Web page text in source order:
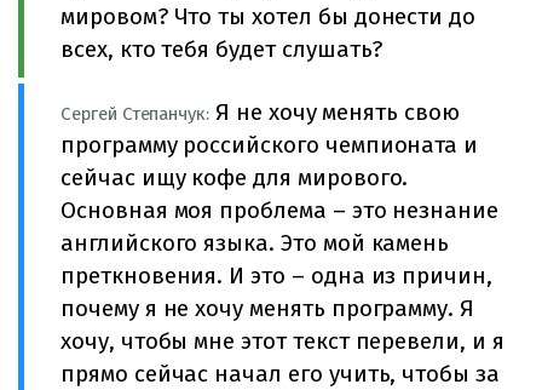
мировом? Что ты хотел бы донести до
всех, кто тебя будет слушать?
Сергей Степанчук: Я не хочу менять свою
программу российского чемпионата и
сейчас ищу кофе для мирового.
Основная моя проблема – это незнание
английского языка. Это мой камень
преткновения. И это – одна из причин,
почему я не хочу менять программу. Я
хочу, чтобы мне этот текст перевели, и я
прямо сейчас начал его учить, чтобы за